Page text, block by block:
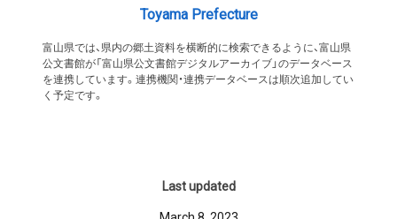
Toyama Prefecture
富山県では、県内の郷土資料を横断的に検索できるように、富山県
公文書館が「富山県公文書館デジタルアーカイブ」のデータベース
を連携しています。連携機関・連携データベースは順次追加してい
く予定です。
Last updated